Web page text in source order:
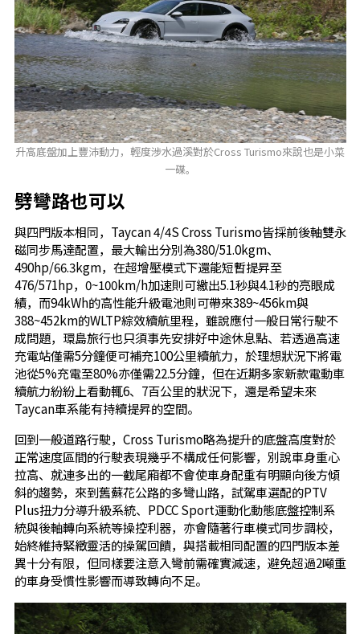
升高底盤加上豐沛動力，輕度涉水過溪對於Cross Turismo來說也是小菜
一碟。
劈彎路也可以
與四門版本相同，Taycan 4/4S Cross Turismo皆採前後軸雙永
磁同步馬達配置，最大輸出分別為380/51.0kgm、
490hp/66.3kgm，在超增壓模式下還能短暫提昇至
476/571hp，0~100km/h加速則可繳出5.1秒與4.1秒的亮眼成
績，而94kWh的高性能升級電池則可帶來389~456km與
388~452km的WLTP綜效續航里程，雖說應付一般日常行駛不
成問題，環島旅行也只須事先安排好中途休息點、若透過高速
充電站僅需5分鐘便可補充100公里續航力，於理想狀況下將電
池從5%充電至80%亦僅需22.5分鐘，但在近期多家新款電動車
續航力紛紛上看動輒6、7百公里的狀況下，還是希望未來
Taycan車系能有持續提昇的空間。
回到一般道路行駛，Cross Turismo略為提升的底盤高度對於
正常速度區間的行駛表現幾乎不構成任何影響，別說車身重心
拉高、就連多出的一截尾廂都不會使車身配重有明顯向後方傾
斜的趨勢，來到舊蘇花公路的多彎山路，試駕車選配的PTV
Plus扭力分導升級系統、PDCC Sport運動化動態底盤控制系
統與後軸轉向系統等操控利器，亦會隨著行車模式同步調校，
始終維持緊緻靈活的操駕回饋，與搭載相同配置的四門版本差
異十分有限，但同樣要注意入彎前需確實減速，避免超過2噸重
的車身受慣性影響而導致轉向不足。